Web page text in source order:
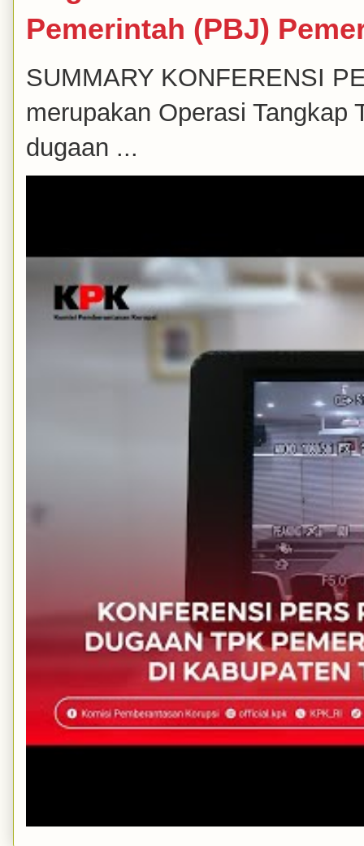
Pemerintah (PBJ)
SUMMARY KONFERENSI
merupakan Operasi Tangkap
dugaan ...